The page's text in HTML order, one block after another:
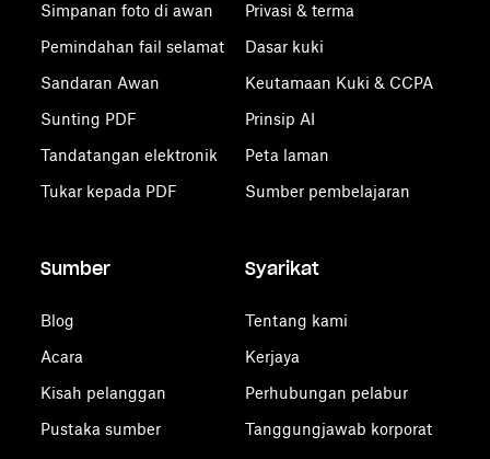
Simpanan foto di awan
Pemindahan fail selamat
Sandaran Awan
Sunting PDF
Tandatangan elektronik
Tukar kepada PDF
Privasi & terma
Dasar kuki
Keutamaan Kuki & CCPA
Prinsip AI
Peta laman
Sumber pembelajaran
Sumber
Blog
Acara
Kisah pelanggan
Pustaka sumber
Syarikat
Tentang kami
Kerjaya
Perhubungan pelabur
Tanggungjawab korporat